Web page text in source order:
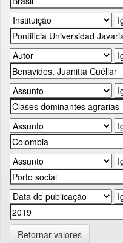
Retornar valores